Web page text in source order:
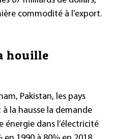
commodité à l’export.
houille
Pakistan, les pays
la hausse la demande
énergie dans l’électricité